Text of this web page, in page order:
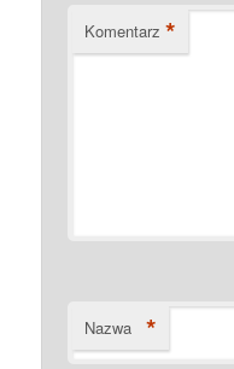
Komentarz *
Nazwa *